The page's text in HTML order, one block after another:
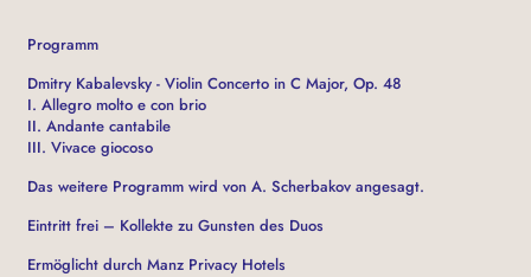
Programm
Dmitry Kabalevsky - Violin Concerto in C Major, Op. 48
I. Allegro molto e con brio
II. Andante cantabile
III. Vivace giocoso
Das weitere Programm wird von A. Scherbakov angesagt.
Eintritt frei – Kollekte zu Gunsten des Duos
Ermöglicht durch Manz Privacy Hotels